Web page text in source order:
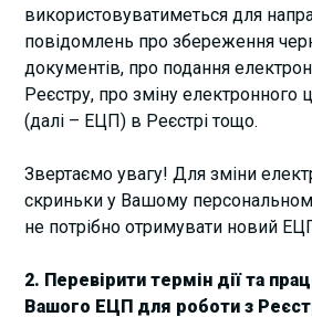
використовуватиметься для
повідомлень про збереження
документів, про подання
Реєстру, про зміну електронного
(далі – ЕЦП) в Реєстрі тощо.
Звертаємо увагу! Для зміни
скриньки у Вашому
не потрібно отримувати новий
2. Перевірити термін дії та
Вашого ЕЦП для роботи з